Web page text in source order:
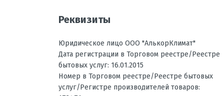
Инвертор
Максимальная длина трассы, м
Максимальная высота трассы,
Реквизиты
Юридическое лицо ООО "АлькорКлимат"
Дата регистрации в Торговом реестре/Реестре
бытовых услуг: 16.01.2015
Номер в Торговом реестре/Реестре бытовых
услуг/Регистре производителей товаров: